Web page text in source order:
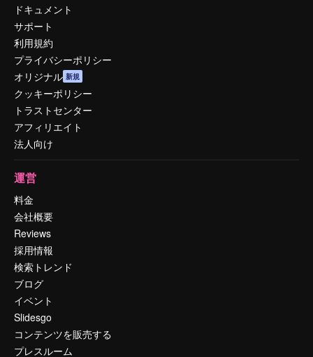
ドキュメント
サポート
利用規約
プライバシーポリシー
オリジナル 新規
クッキーポリシー
トラストセンター
アフィリエイト
法人向け
運営
料金
会社概要
Reviews
採用情報
検索トレンド
ブログ
イベント
Slidesgo
コンテンツを販売する
プレスルーム